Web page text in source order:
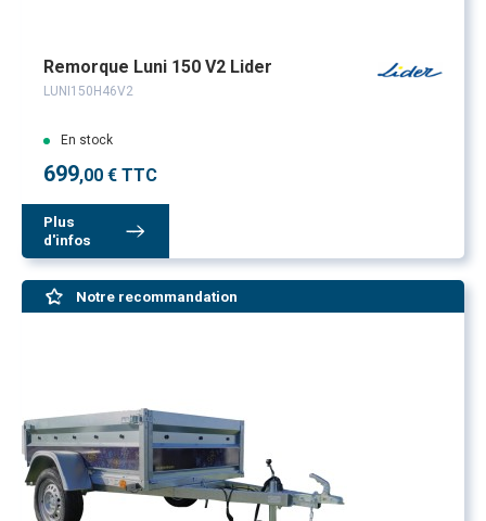
Remorque Luni 150 V2 Lider
LUNI150H46V2
En stock
699,00 € TTC
Plus
d'infos
Notre recommandation